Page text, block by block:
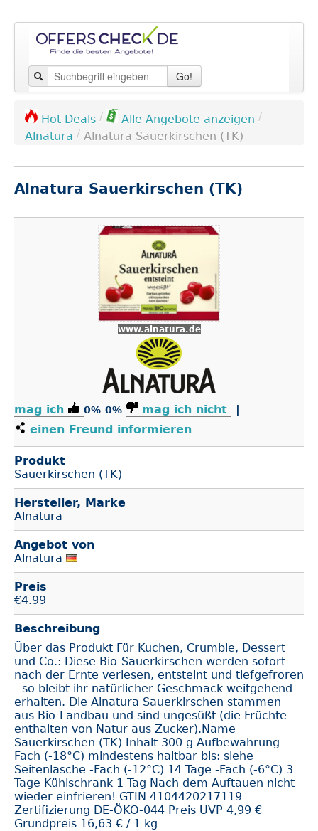
Go!
Hot Deals / Alle Angebote anzeigen /
Alnatura / Alnatura Sauerkirschen (TK)
Alnatura Sauerkirschen (TK)
www.alnatura.de
mag ich 0% 0% mag ich nicht
|
einen Freund informieren
Produkt
Sauerkirschen (TK)
Hersteller, Marke
Alnatura
Angebot von
Alnatura
Preis
€4.99
Beschreibung
Über das Produkt Für Kuchen, Crumble, Dessert
und Co.: Diese Bio-Sauerkirschen werden sofort
nach der Ernte verlesen, entsteint und tiefgefroren
- so bleibt ihr natürlicher Geschmack weitgehend
erhalten. Die Alnatura Sauerkirschen stammen
aus Bio-Landbau und sind ungesüßt (die Früchte
enthalten von Natur aus Zucker).Name
Sauerkirschen (TK) Inhalt 300 g Aufbewahrung -
Fach (-18°C) mindestens haltbar bis: siehe
Seitenlasche -Fach (-12°C) 14 Tage -Fach (-6°C) 3
Tage Kühlschrank 1 Tag Nach dem Auftauen nicht
wieder einfrieren! GTIN 4104420217119
Zertifizierung DE-ÖKO-044 Preis UVP 4,99 €
Grundpreis 16,63 € / 1 kg